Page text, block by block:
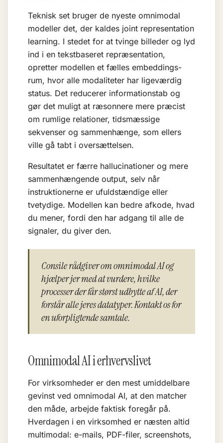
Teknisk set bruger de nyeste omnimodal
modeller det, der kaldes joint representation
learning. I stedet for at tvinge billeder og lyd
ind i en tekstbaseret repræsentation,
opretter modellen et fælles embeddings-
rum, hvor alle modaliteter har ligeværdig
status. Det reducerer informationstab og
gør det muligt at ræsonnere mere præcist
om rumlige relationer, tidsmæssige
sekvenser og sammenhænge, som ellers
ville gå tabt i oversættelsen.
Resultatet er færre hallucinationer og mere
sammenhængende output, selv når
instruktionerne er ufuldstændige eller
tvetydige. Modellen kan bedre afkode, hvad
du mener, fordi den har adgang til alle de
signaler, du giver den.
Consile rådgiver om omnimodal AI og
hjælper jer med at vurdere, hvilke
processer der får størst udbytte af AI, der
forstår alle jeres datatyper. Kontakt os for
en uforpligtende samtale.
Omnimodal AI i erhvervslivet
For virksomheder er den mest umiddelbare
gevinst ved omnimodal AI, at den matcher
den måde, arbejde faktisk foregår på.
Hverdagen i en virksomhed er næsten altid
multimodal: e-mails, PDF-filer, screenshots,